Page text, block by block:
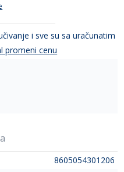
i sve su sa uračunatim
promeni cenu
8605054301206